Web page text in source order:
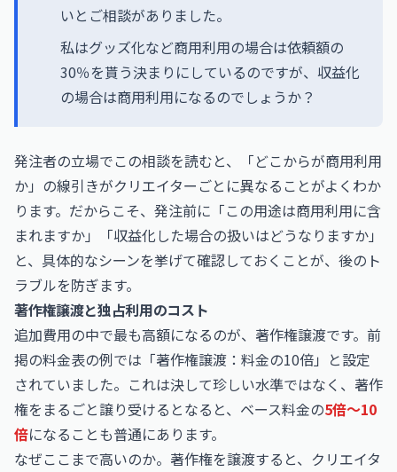
いとご相談がありました。
私はグッズ化など商用利用の場合は依頼額の
30％を貰う決まりにしているのですが、収益化
の場合は商用利用になるのでしょうか？
発注者の立場でこの相談を読むと、「どこからが商用利用
か」の線引きがクリエイターごとに異なることがよくわか
ります。だからこそ、発注前に「この用途は商用利用に含
まれますか」「収益化した場合の扱いはどうなりますか」
と、具体的なシーンを挙げて確認しておくことが、後のト
ラブルを防ぎます。
著作権譲渡と独占利用のコスト
追加費用の中で最も高額になるのが、著作権譲渡です。前
掲の料金表の例では「著作権譲渡：料金の10倍」と設定
されていました。これは決して珍しい水準ではなく、著作
権をまるごと譲り受けるとなると、ベース料金の5倍〜10
倍になることも普通にあります。
なぜここまで高いのか。著作権を譲渡すると、クリエイタ